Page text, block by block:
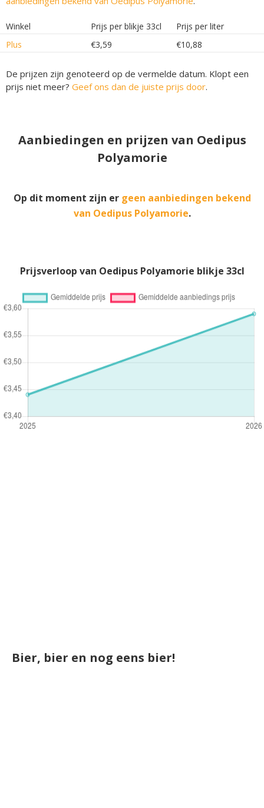
Winkel Prijs per blikje 33cl
Prijs per liter
Plus
€3,59 €10,88
De prijzen zijn genoteerd op de vermelde datum. Klopt een
prijs niet meer? Geef ons dan de juiste prijs door.
Aanbiedingen en prijzen van Oedipus
Polyamorie
Op dit moment zijn er geen aanbiedingen bekend
van Oedipus Polyamorie.
Prijsverloop van Oedipus Polyamorie blikje 33cl
Bier, bier en nog eens bier!